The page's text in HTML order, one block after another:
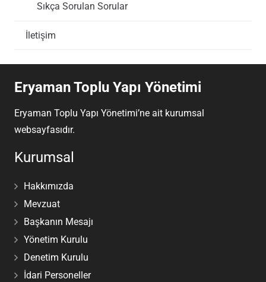
Sıkça Sorulan Sorular
İletişim
Eryaman Toplu Yapı Yönetimi
Eryaman Toplu Yapı Yönetimi’ne ait kurumsal
websayfasıdır.
Kurumsal
Hakkımızda
Mevzuat
Başkanın Mesajı
Yönetim Kurulu
Denetim Kurulu
İdari Personeller